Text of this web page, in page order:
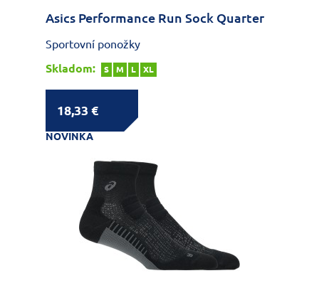
Asics Performance Run Sock Quarter
Sportovní ponožky
Skladom:
S M L XL
18,33 €
NOVINKA